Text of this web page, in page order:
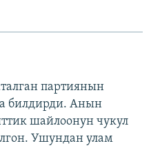
партиянын
билдирди. Анын
шайлоонун чукул
Ушундан улам